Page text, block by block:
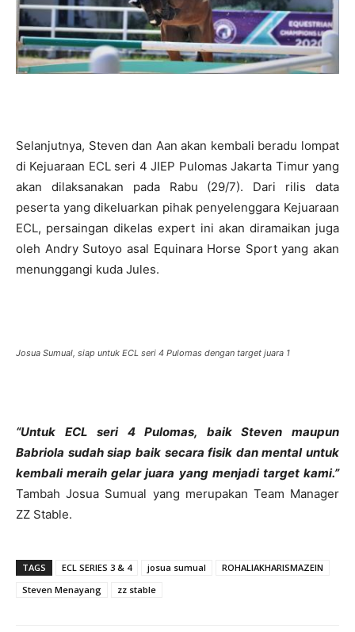
Selanjutnya, Steven dan Aan akan kembali beradu lompat
di Kejuaraan ECL seri 4 JIEP Pulomas Jakarta Timur yang
akan dilaksanakan pada Rabu (29/7). Dari rilis data
peserta yang dikeluarkan pihak penyelenggara Kejuaraan
ECL, persaingan dikelas expert ini akan diramaikan juga
oleh Andry Sutoyo asal Equinara Horse Sport yang akan
menunggangi kuda Jules.
Josua Sumual, siap untuk ECL seri 4 Pulomas dengan target juara 1
“Untuk ECL seri 4 Pulomas, baik Steven maupun
Babriola sudah siap baik secara fisik dan mental untuk
kembali meraih gelar juara yang menjadi target kami.”
Tambah Josua Sumual yang merupakan Team Manager
ZZ Stable.
TAGS ECL SERIES 3 & 4 josua sumual
ROHALIAKHARISMAZEIN
Steven Menayang
zz stable